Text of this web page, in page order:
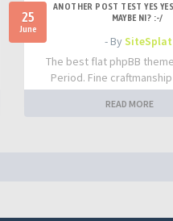
25
June
ANOTHER POST TEST YES
MAYBE NI? :-/
- BySiteSplat
The best flat phpBB
Period. Fine
READ MORE